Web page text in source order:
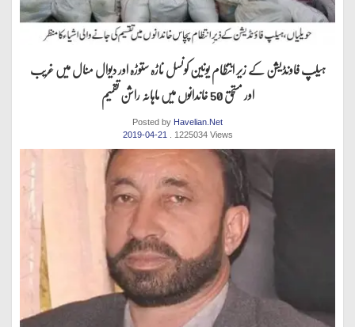
ہیلپ فاونڈیشن کے زیر انتظام یونین کونسل ناڑہ ستوڑہ اور دیوال منال میں غریب
اور مستحق 50 خاندانوں میں ماہانہ راشن تقسیم
Posted by Havelian.Net
2019-04-21
. 1225034 Views